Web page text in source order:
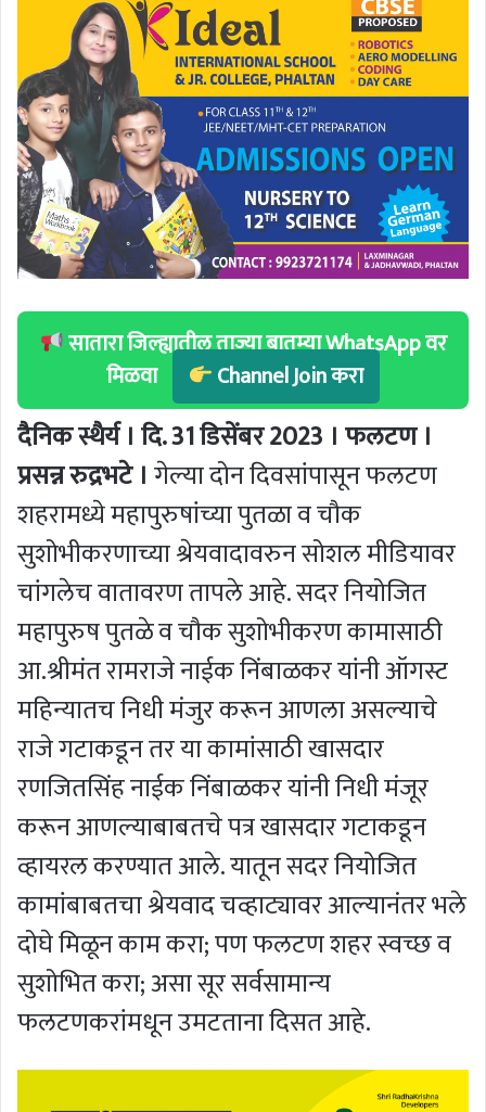
सातारा जिल्ह्यातील ताज्या बातम्या WhatsApp वर
मिळवा
Channel Join करा
दैनिक स्थैर्य । दि. 31 डिसेंबर 2023 । फलटण ।
प्रसन्न रुद्रभटे । गेल्या दोन दिवसांपासून फलटण
शहरामध्ये महापुरुषांच्या पुतळा व चौक
सुशोभीकरणाच्या श्रेयवादावरुन सोशल मीडियावर
चांगलेच वातावरण तापले आहे. सदर नियोजित
महापुरुष पुतळे व चौक सुशोभीकरण कामासाठी
आ.श्रीमंत रामराजे नाईक निंबाळकर यांनी ऑगस्ट
महिन्यातच निधी मंजुर करून आणला असल्याचे
राजे गटाकडून तर या कामांसाठी खासदार
रणजितसिंह नाईक निंबाळकर यांनी निधी मंजूर
करून आणल्याबाबतचे पत्र खासदार गटाकडून
व्हायरल करण्यात आले. यातून सदर नियोजित
कामांबाबतचा श्रेयवाद चव्हाट्यावर आल्यानंतर भले
दोघे मिळून काम करा; पण फलटण शहर स्वच्छ व
सुशोभित करा; असा सूर सर्वसामान्य
फलटणकरांमधून उमटताना दिसत आहे.